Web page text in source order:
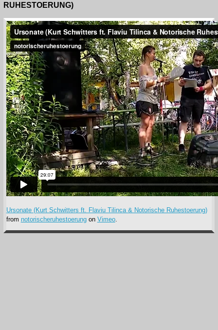
RUHESTOERUNG)
Ursonate (Kurt Schwitters ft. Flaviu Tilinca & Notorische Ruhestoerung)
from notorischeruhestoerungon Vimeo.